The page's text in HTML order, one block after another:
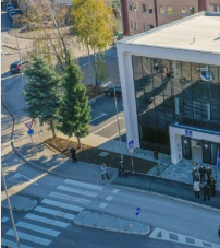
e
m
a
i